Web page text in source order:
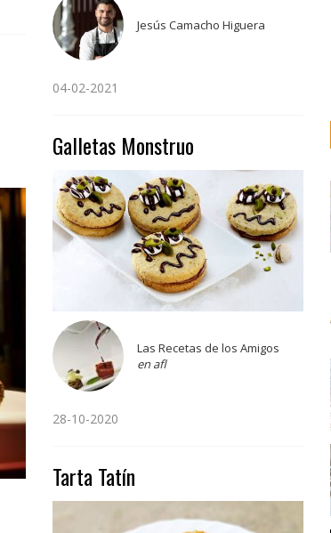
Jesús Camacho Higuera
04-02-2021
Galletas Monstruo
Las Recetas de los Amigos
en afl
28-10-2020
Tarta Tatín